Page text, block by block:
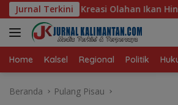
Langsung
ke
konten
Jurnal Terkini
Ikan Hingga Tingkat Nasional Pada
Home Kalsel Regional Politik
Beranda Pulang Pisau